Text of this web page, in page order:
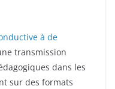
à de
transmission
dans les
sur des formats